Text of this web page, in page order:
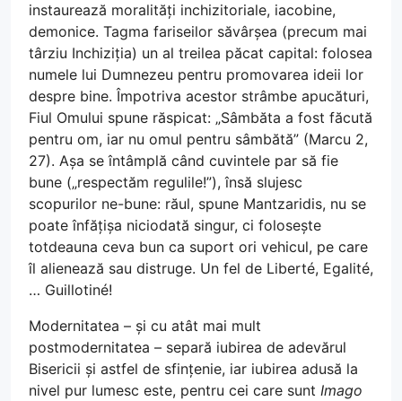
instaurează moralități inchizitoriale, iacobine,
demonice. Tagma fariseilor săvârșea (precum mai
târziu Inchiziția) un al treilea păcat capital: folosea
numele lui Dumnezeu pentru promovarea ideii lor
despre bine. Împotriva acestor strâmbe apucături,
Fiul Omului spune răspicat: „Sâmbăta a fost făcută
pentru om, iar nu omul pentru sâmbătă” (Marcu 2,
27). Așa se întâmplă când cuvintele par să fie
bune („respectăm regulile!”), însă slujesc
scopurilor ne-bune: răul, spune Mantzaridis, nu se
poate înfățișa niciodată singur, ci folosește
totdeauna ceva bun ca suport ori vehicul, pe care
îl alienează sau distruge. Un fel de Liberté, Egalité,
… Guillotiné!
Modernitatea – și cu atât mai mult
postmodernitatea – separă iubirea de adevărul
Bisericii și astfel de sfințenie, iar iubirea adusă la
nivel pur lumesc este, pentru cei care sunt Imago